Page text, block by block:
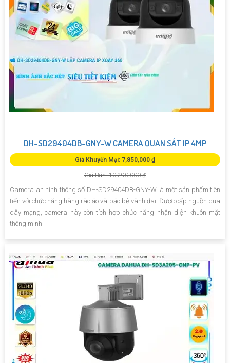
DH-SD29404DB-GNY-W CAMERA QUAN SÁT IP 4MP
Giá Khuyến Mại: 7,850,000 ₫
Giá Bán: 10,290,000 ₫
Camera an ninh thông số DH-SD29404DB-GNY-W là một sản phẩm tiên
tiến với chức năng hàng rào ảo và bảo bệ vành đai. Được cấp nguồn qua
dây mạng, camera này còn tích hợp chức năng nhận diện khuôn mặt
thông minh